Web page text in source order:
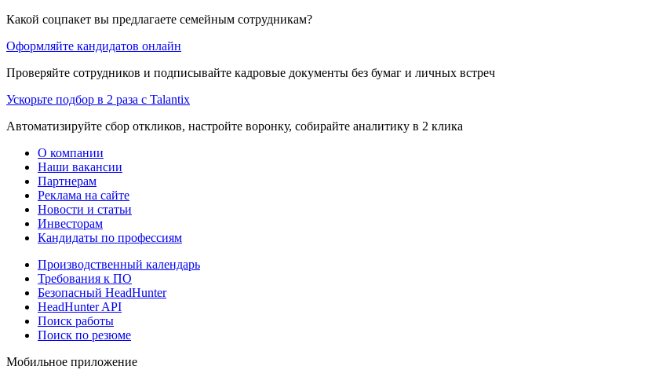
Какой соцпакет вы предлагаете семейным сотрудникам?
Оформляйте кандидатов онлайн
Проверяйте сотрудников и подписывайте кадровые документы без бумаг и личных встреч
Ускорьте подбор в 2 раза с Talantix
Автоматизируйте сбор откликов, настройте воронку, собирайте аналитику в 2 клика
О компании
Наши вакансии
Партнерам
Реклама на сайте
Новости и статьи
Инвесторам
Кандидаты по профессиям
Производственный календарь
Требования к ПО
Безопасный HeadHunter
HeadHunter API
Поиск работы
Поиск по резюме
Мобильное приложение